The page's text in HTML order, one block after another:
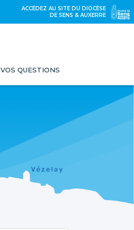
ACCÉDEZ AU SITE DU DIOCÈSE
DE SENS & AUXERRE
VOS QUESTIONS